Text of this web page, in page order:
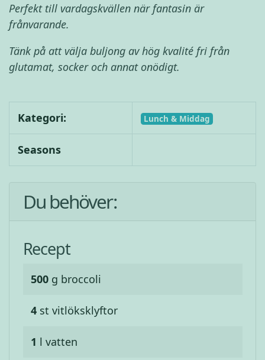
Perfekt till vardagskvällen när fantasin är
frånvarande.
Tänk på att välja buljong av hög kvalité fri från
glutamat, socker och annat onödigt.
Kategori: Lunch & Middag
Seasons
Du behöver:
Recept
500 g broccoli
4 st vitlöksklyftor
1 l vatten